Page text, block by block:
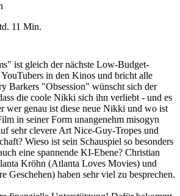
11 Min.
ist gleich der nächste Low-Budget-
in den Kinos und bricht alle
Barkers "Obsession" wünscht sich der
die coole Nikki sich ihn verliebt - und es
wer genau ist diese neue Nikki und wo ist
in seiner Form unangenehm misogyn
sehr clevere Art Nice-Guy-Tropes und
Wieso ist sein Schauspiel so besonders
eine spannende KI-Ebene? Christian
Kröhn (Atlanta Loves Movies) und
Geschehen) haben sehr viel zu besprechen.